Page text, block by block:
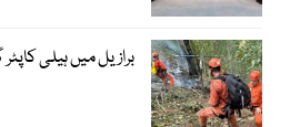
برازیل میں ہیلی کاپٹر گر کر